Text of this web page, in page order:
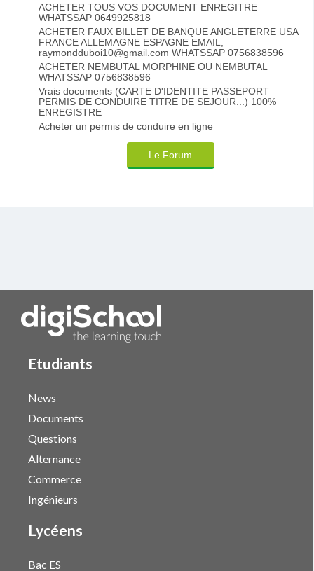
ACHETER TOUS VOS DOCUMENT ENREGITRE
WHATSSAP 0649925818
ACHETER FAUX BILLET DE BANQUE ANGLETERRE USA
FRANCE ALLEMAGNE ESPAGNE EMAIL;
raymondduboi10@gmail.com WHATSSAP 0756838596
ACHETER NEMBUTAL MORPHINE OU NEMBUTAL
WHATSSAP 0756838596
Vrais documents (CARTE D'IDENTITE PASSEPORT
PERMIS DE CONDUIRE TITRE DE SEJOUR...) 100%
ENREGISTRE
Acheter un permis de conduire en ligne
Le Forum
Etudiants
News
Documents
Questions
Alternance
Commerce
Ingénieurs
Lycéens
Bac ES